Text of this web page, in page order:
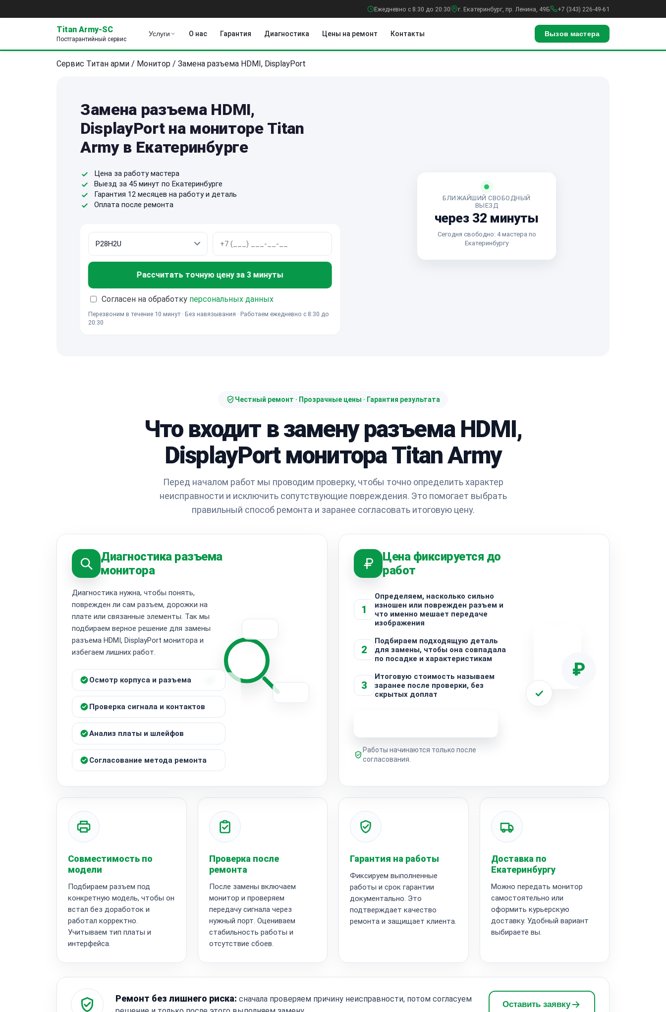
Ежедневно с 8:30 до 20:30 г. Екатеринбург, пр. Ленина, 49Б +7 (343) 226-49-61
Titan Army-SC
Постгарантийный сервис
Услуги О нас Гарантия Диагностика Цены на ремонт Контакты Вызов мастера
Сервис Титан арми / Монитор / Замена разъема HDMI, DisplayPort
Замена разъема HDMI,
DisplayPort на мониторе Titan
Army в Екатеринбурге
Цена за работу мастера
Выезд за 45 минут по Екатеринбурге
Гарантия 12 месяцев на работу и деталь
Оплата после ремонта
Рассчитать точную цену за 3 минуты
Согласен на обработку персональных данных
Перезвоним в течение 10 минут · Без навязывания · Работаем ежедневно с 8:30 до
20:30
БЛИЖАЙШИЙ СВОБОДНЫЙ
ВЫЕЗД
через 32 минуты
Сегодня свободно: 4 мастера по
Екатеринбургу
Честный ремонт · Прозрачные цены · Гарантия результата
Что входит в замену разъема HDMI,
DisplayPort монитора Titan Army
Перед началом работ мы проводим проверку, чтобы точно определить характер
неисправности и исключить сопутствующие повреждения. Это помогает выбрать
правильный способ ремонта и заранее согласовать итоговую цену.
Диагностика разъема
монитора
Диагностика нужна, чтобы понять,
поврежден ли сам разъем, дорожки на
плате или связанные элементы. Так мы
подбираем верное решение для замены
разъема HDMI, DisplayPort монитора и
избегаем лишних работ.
Осмотр корпуса и разъема
Проверка сигнала и контактов
Анализ платы и шлейфов
Согласование метода ремонта
Цена фиксируется до
работ
1
Определяем, насколько сильно
изношен или поврежден разъем и
что именно мешает передаче
изображения
2
Подбираем подходящую деталь
для замены, чтобы она совпадала
по посадке и характеристикам
3
Итоговую стоимость называем
заранее после проверки, без
скрытых доплат
Работы начинаются только после
согласования.
₽
Совместимость по
модели
Подбираем разъем под
конкретную модель, чтобы он
встал без доработок и
работал корректно.
Учитываем тип платы и
интерфейса.
Проверка после
ремонта
После замены включаем
монитор и проверяем
передачу сигнала через
нужный порт. Оцениваем
стабильность работы и
отсутствие сбоев.
Гарантия на работы
Фиксируем выполненные
работы и срок гарантии
документально. Это
подтверждает качество
ремонта и защищает клиента.
Доставка по
Екатеринбургу
Можно передать монитор
самостоятельно или
оформить курьерскую
доставку. Удобный вариант
выбираете вы.
Ремонт без лишнего риска: сначала проверяем причину неисправности, потом согласуем
Оставить заявку